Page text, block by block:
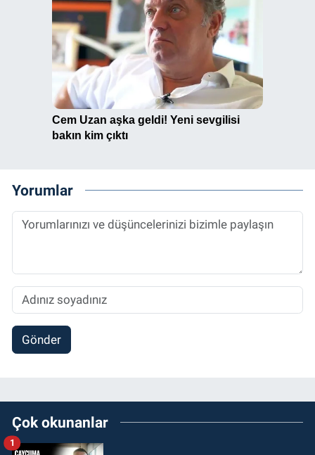
Yorumlar
Gönder
Çok okunanlar
1